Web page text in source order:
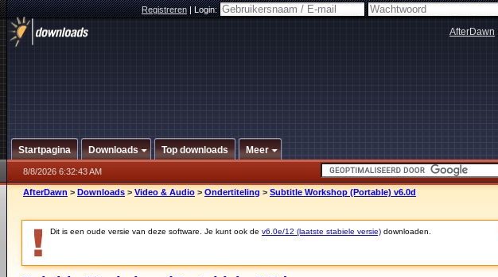
Registreren|Login:
AfterDawn
Startpagina Downloads Top downloads Meer
8/8/2026 6:32:43 AM
AfterDawn > Downloads > Video & Audio > Ondertiteling > Subtitle Workshop (Portable) v6.0d
Dit is een oude versie van deze software. Je kunt ook de v6.0e/12 (laatste stabiele versie) downloaden.